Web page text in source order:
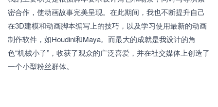
密合作，使动画故事完美呈现。在此期间，我也不断提升自己
在3D建模和动画脚本编写上的技巧，以及学习使用最新的动画
制作软件，如Houdini和Maya。而最大的成就是我设计的角
色“机械小子”，收获了观众的广泛喜爱，并在社交媒体上创造了
一个小型粉丝群体。